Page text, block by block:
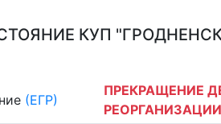
КУП
(ЕГР)
ПРЕКРАЩЕНИЕ
РЕОРГАНИЗАЦИИ